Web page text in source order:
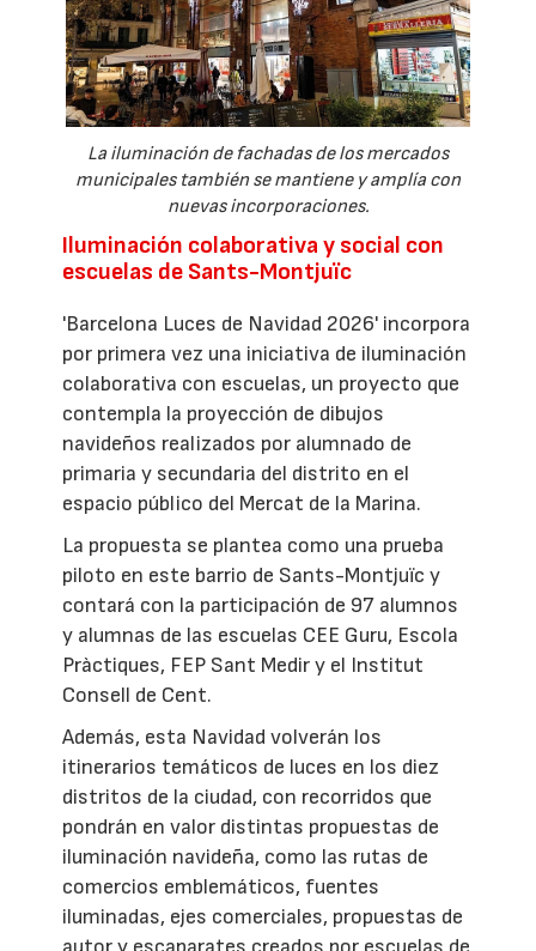
La iluminación de fachadas de los mercados
municipales también se mantiene y amplía con
nuevas incorporaciones.
Iluminación colaborativa y social con
escuelas de Sants-Montjuïc
'Barcelona Luces de Navidad 2026' incorpora
por primera vez una iniciativa de iluminación
colaborativa con escuelas, un proyecto que
contempla la proyección de dibujos
navideños realizados por alumnado de
primaria y secundaria del distrito en el
espacio público del Mercat de la Marina.
La propuesta se plantea como una prueba
piloto en este barrio de Sants-Montjuïc y
contará con la participación de 97 alumnos
y alumnas de las escuelas CEE Guru, Escola
Pràctiques, FEP Sant Medir y el Institut
Consell de Cent.
Además, esta Navidad volverán los
itinerarios temáticos de luces en los diez
distritos de la ciudad, con recorridos que
pondrán en valor distintas propuestas de
iluminación navideña, como las rutas de
comercios emblemáticos, fuentes
iluminadas, ejes comerciales, propuestas de